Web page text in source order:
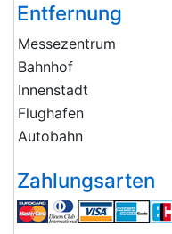
Entfernung
Messezentrum
Bahnhof
Innenstadt
Flughafen
Autobahn
Zahlungsarten